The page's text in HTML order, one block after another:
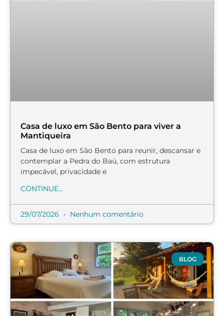
Casa de luxo em São Bento para viver a
Mantiqueira
Casa de luxo em São Bento para reunir, descansar e
contemplar a Pedra do Baú, com estrutura
impecável, privacidade e
CONTINUE...
29/07/2026 Nenhum comentário
BLOG